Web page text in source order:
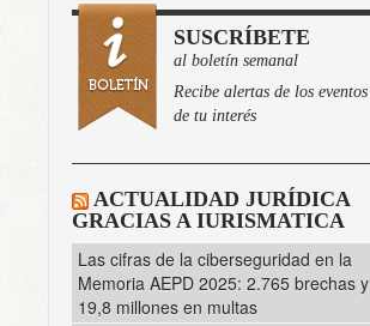
SUSCRÍBETE
al boletín semanal
Recibe alertas de los eventos
de tu interés
ACTUALIDAD JURÍDICA
GRACIAS A IURISMATICA
Las cifras de la ciberseguridad en la
Memoria AEPD 2025: 2.765 brechas y
19,8 millones en multas